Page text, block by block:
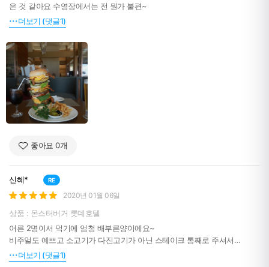
은 것 같아요 수영장에서는 전 뭔가 불편~
더보기 (댓글1)
좋아요 0개
신혜* RE
2020년 01월 06일
상품 : 몬스터버거 롯데호텔
어른 2명이서 먹기에 엄청 배부른양이에요~
비주얼도 예쁘고 소고기가 다진고기가 아닌 스테이크 통째로 주셔서
가격도 저렴하게 먹은것같고 맛있었습니다^^
더보기 (댓글1)